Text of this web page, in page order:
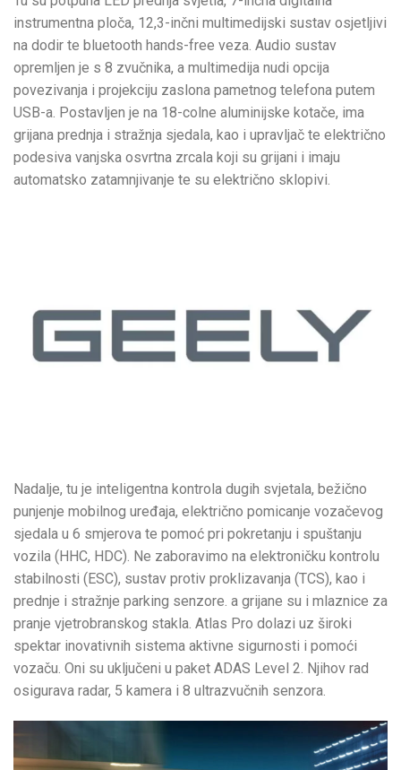
instrumentna ploča, 12,3-inčni multimedijski sustav osjetljivi
na dodir te bluetooth hands-free veza. Audio sustav
opremljen je s 8 zvučnika, a multimedija nudi opcija
povezivanja i projekciju zaslona pametnog telefona putem
USB-a. Postavljen je na 18-colne aluminijske kotače, ima
grijana prednja i stražnja sjedala, kao i upravljač te električno
podesiva vanjska osvrtna zrcala koji su grijani i imaju
automatsko zatamnjivanje te su električno sklopivi.
Nadalje, tu je inteligentna kontrola dugih svjetala, bežično
punjenje mobilnog uređaja, električno pomicanje vozačevog
sjedala u 6 smjerova te pomoć pri pokretanju i spuštanju
vozila (HHC, HDC). Ne zaboravimo na elektroničku kontrolu
stabilnosti (ESC), sustav protiv proklizavanja (TCS), kao i
prednje i stražnje parking senzore. a grijane su i mlaznice za
pranje vjetrobranskog stakla. Atlas Pro dolazi uz široki
spektar inovativnih sistema aktivne sigurnosti i pomoći
vozaču. Oni su uključeni u paket ADAS Level 2. Njihov rad
osigurava radar, 5 kamera i 8 ultrazvučnih senzora.